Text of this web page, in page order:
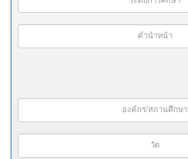
คำนำหน้า
องค์กร/สถานศึกษา
วัด